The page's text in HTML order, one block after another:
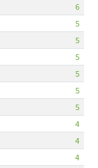
6
5
5
5
5
5
5
4
4
4